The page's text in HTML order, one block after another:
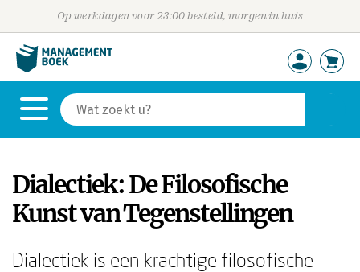
Op werkdagen voor 23:00 besteld, morgen in huis
Dialectiek: De Filosofische
Kunst van Tegenstellingen
Dialectiek is een krachtige filosofische